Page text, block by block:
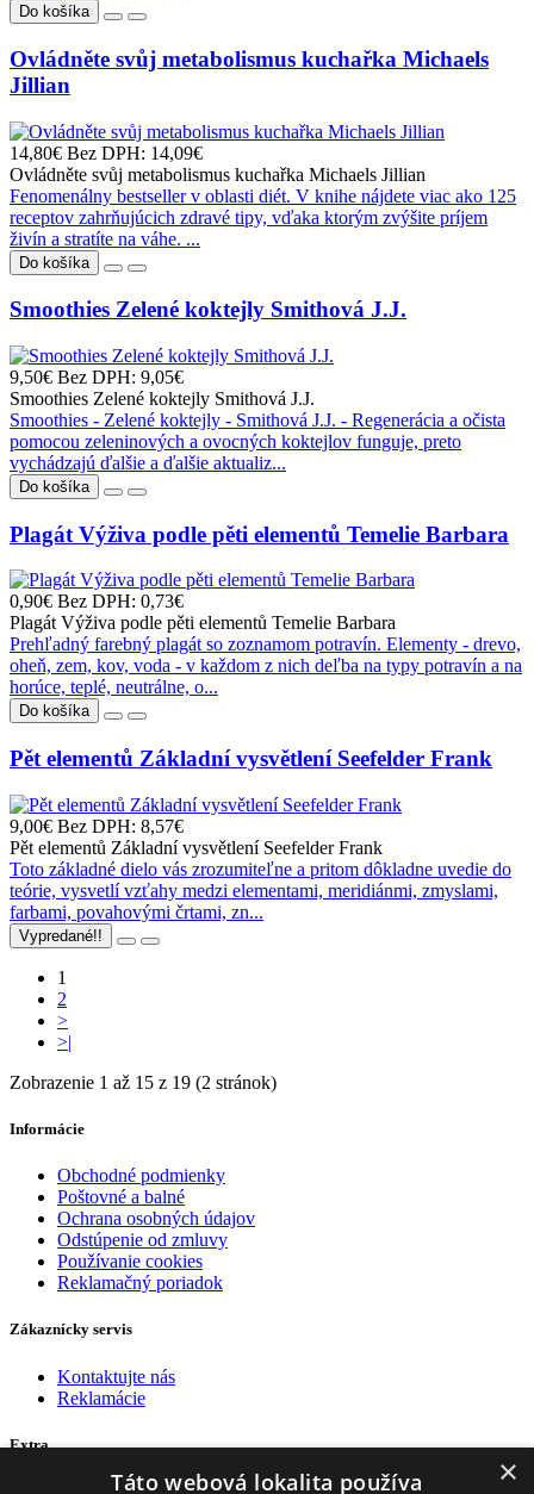
Do košíka
Ovládněte svůj metabolismus kuchařka Michaels
Jillian
14,80€ Bez DPH: 14,09€
Ovládněte svůj metabolismus kuchařka Michaels Jillian
Fenomenálny bestseller v oblasti diét. V knihe nájdete viac ako 125
receptov zahrňujúcich zdravé tipy, vďaka ktorým zvýšite príjem
živín a stratíte na váhe. ...
Do košíka
Smoothies Zelené koktejly Smithová J.J.
9,50€ Bez DPH: 9,05€
Smoothies Zelené koktejly Smithová J.J.
Smoothies - Zelené koktejly - Smithová J.J. - Regenerácia a očista
pomocou zeleninových a ovocných koktejlov funguje, preto
vychádzajú ďalšie a ďalšie aktualiz...
Do košíka
Plagát Výživa podle pěti elementů Temelie Barbara
0,90€ Bez DPH: 0,73€
Plagát Výživa podle pěti elementů Temelie Barbara
Prehľadný farebný plagát so zoznamom potravín. Elementy - drevo,
oheň, zem, kov, voda - v každom z nich deľba na typy potravín a na
horúce, teplé, neutrálne, o...
Do košíka
Pět elementů Základní vysvětlení Seefelder Frank
9,00€ Bez DPH: 8,57€
Pět elementů Základní vysvětlení Seefelder Frank
Toto základné dielo vás zrozumiteľne a pritom dôkladne uvedie do
teórie, vysvetlí vzťahy medzi elementami, meridiánmi, zmyslami,
farbami, povahovými črtami, zn...
Vypredané!!
1
2
>
>|
Zobrazenie 1 až 15 z 19 (2 stránok)
Informácie
Obchodné podmienky
Poštovné a balné
Ochrana osobných údajov
Odstúpenie od zmluvy
Používanie cookies
Reklamačný poriadok
Zákaznícky servis
Kontaktujte nás
Reklamácie
Extra
×
Táto webová lokalita používa